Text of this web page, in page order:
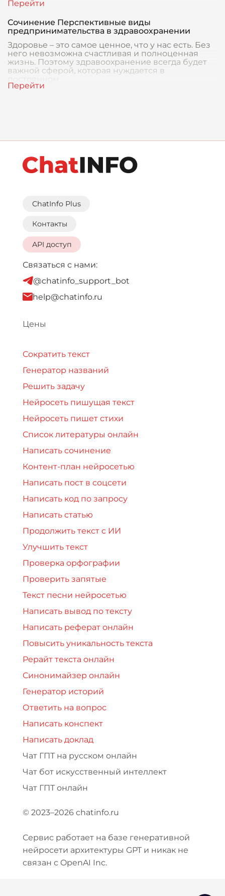
Сочинение Перспективные виды
предпринимательства в здравоохранении
Здоровье – это самое ценное, что у нас есть. Без
него невозможна счастливая и полноценная
жизнь. Поэтому здравоохранение всегда будет
важной сферой, которая нуждается в
ChatInfo Plus
Контакты
API доступ
Связаться с нами:
@chatinfo_support_bot
help@chatinfo.ru
Цены
Сократить текст
Генератор названий
Решить задачу
Нейросеть пишущая текст
Нейросеть пишет стихи
Список литературы онлайн
Написать сочинение
Контент-план нейросетью
Написать пост в соцсети
Написать код по запросу
Написать статью
Продолжить текст с ИИ
Улучшить текст
Проверка орфографии
Проверить запятые
Текст песни нейросетью
Написать вывод по тексту
Написать реферат онлайн
Повысить уникальность текста
Рерайт текста онлайн
Синонимайзер онлайн
Генератор историй
Ответить на вопрос
Написать конспект
Написать доклад
Чат ГПТ на русском онлайн
Чат бот искусственный интеллект
Чат ГПТ онлайн
© 2023–2026 chatinfo.ru
Сервис работает на базе генеративной
нейросети архитектуры GPT и никак не
связан с OpenAI Inc.